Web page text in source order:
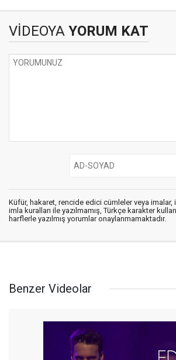
VİDEOYA YORUM KAT
Küfür, hakaret, rencide edici cümleler veya imalar,
imla kuralları ile yazılmamış, Türkçe karakter
harflerle yazılmış yorumlar onaylanmamaktadır.
Benzer Videolar